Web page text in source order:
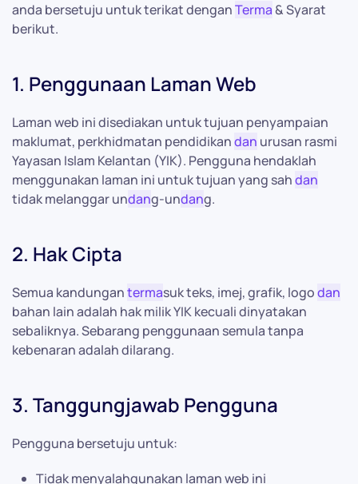
anda bersetuju untuk terikat denganTerma& Syarat
berikut.
1. Penggunaan Laman Web
Laman web ini disediakan untuk tujuan penyampaian
maklumat, perkhidmatan pendidikandan urusan rasmi
Yayasan Islam Kelantan (YIK). Pengguna hendaklah
menggunakan laman ini untuk tujuan yang sahdan
tidak melanggar undang-undang.
2. Hak Cipta
Semua kandungantermasuk teks, imej, grafik, logodan
bahan lain adalah hak milik YIK kecuali dinyatakan
sebaliknya. Sebarang penggunaan semula tanpa
kebenaran adalah dilarang.
3. Tanggungjawab Pengguna
Pengguna bersetuju untuk:
Tidak menyalahgunakan laman web ini